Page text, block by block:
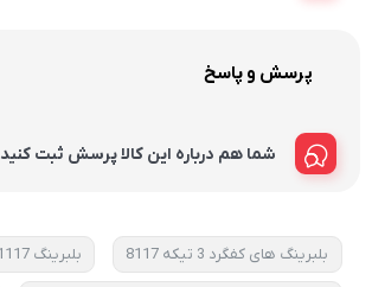
پرسش و پاسخ
شما هم درباره این کالا پرسش ثبت کنید
بلبرینگ های کفگرد 3 تیکه 8117 بلبرینگ 51117-DDC DKFL